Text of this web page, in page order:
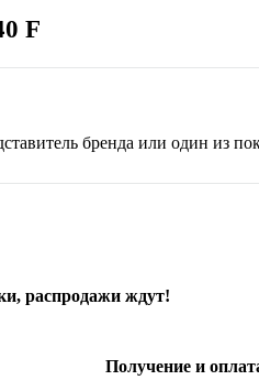
F
бренда или один из
распродажи ждут!
Получение и